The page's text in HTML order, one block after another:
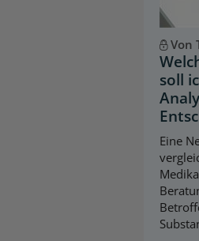
Von
soll
Eine